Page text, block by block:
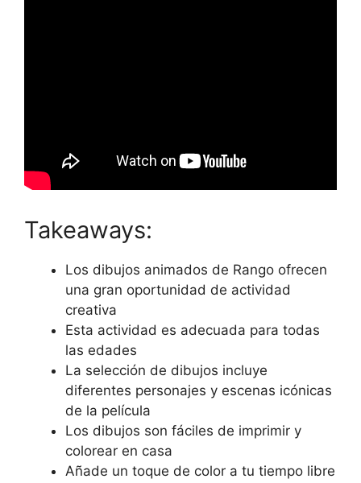
Takeaways:
Los dibujos animados de Rango ofrecen
una gran oportunidad de actividad
creativa
Esta actividad es adecuada para todas
las edades
La selección de dibujos incluye
diferentes personajes y escenas icónicas
de la película
Los dibujos son fáciles de imprimir y
colorear en casa
Añade un toque de color a tu tiempo libre